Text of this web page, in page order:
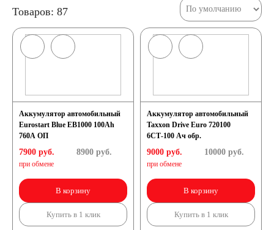
Товаров: 87
Аккумулятор автомобильный
Eurostart Blue EB1000 100Ah
760A ОП
7900 руб.
при обмене
8900руб.
В корзину
Купить в 1 клик
Аккумулятор автомобильный
Taxxon Drive Euro 720100
6СТ-100 Ач обр.
9000 руб.
при обмене
10000руб.
В корзину
Купить в 1 клик